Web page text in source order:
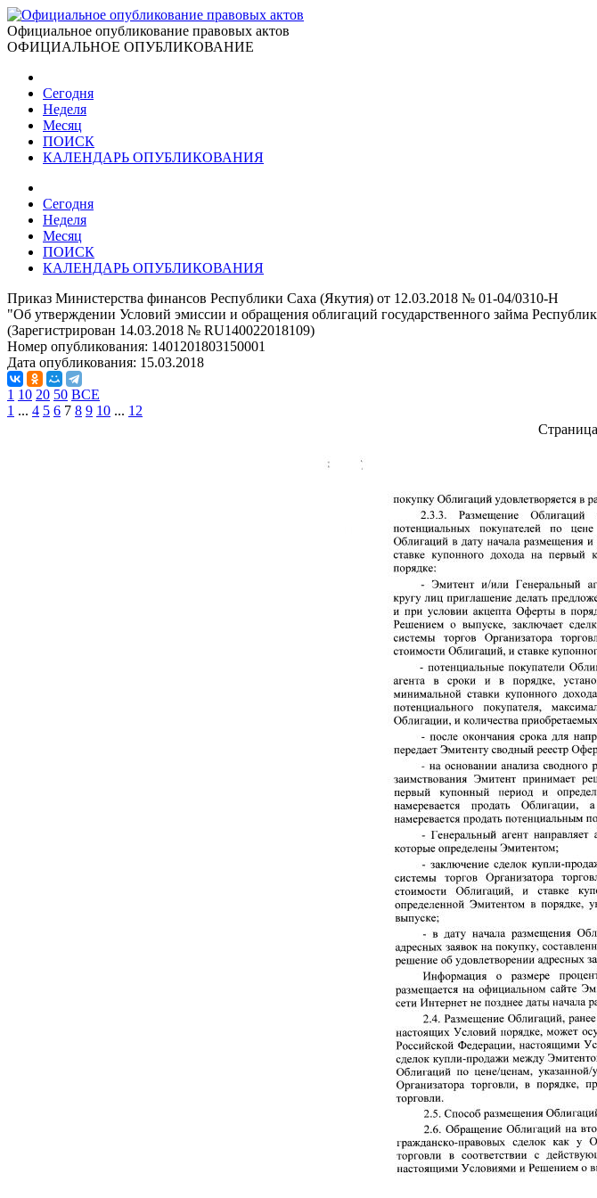
Официальное опубликование правовых актов
ОФИЦИАЛЬНОЕ ОПУБЛИКОВАНИЕ
Сегодня
Неделя
Месяц
ПОИСК
КАЛЕНДАРЬ ОПУБЛИКОВАНИЯ
Сегодня
Неделя
Месяц
ПОИСК
КАЛЕНДАРЬ ОПУБЛИКОВАНИЯ
Приказ Министерства финансов Республики Саха (Якутия) от 12.03.2018 № 01-04/0310-Н
"Об утверждении Условий эмиссии и обращения облигаций государственного займа
(Зарегистрирован 14.03.2018 № RU140022018109)
Номер опубликования: 1401201803150001
Дата опубликования: 15.03.2018
1 10 20 50 ВСЕ
1 ... 4 5 6 7 8 9 10 ... 12